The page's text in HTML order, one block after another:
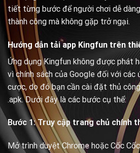
tiết từng bước để người chơi dễ
thành công mà không gặp trở ngại.
Hướng dẫn tải app Kingfun trên
Ứng dụng Kingfun không được phát
vì chính sách của Google đối với các
cược, do đó bạn cần cài đặt thủ
.apk. Dưới đây là các bước cụ thể:
Bước 1: Truy cập trang chủ chính
Mở trình duyệt Chrome hoặc Cốc